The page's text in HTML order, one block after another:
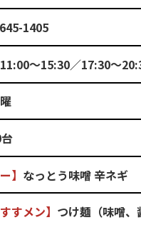
1405
11:00～15:30／17:30～
】 なっとう味噌 辛ネギ
すメン】 つけ麺（味噌、